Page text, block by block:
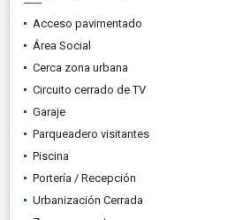
Acceso pavimentado
Área Social
Cerca zona urbana
Circuito cerrado de TV
Garaje
Parqueadero visitantes
Piscina
Portería / Recepción
Urbanización Cerrada